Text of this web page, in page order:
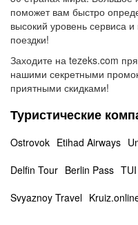
поможет вам быстро
высокий уровень сервиса
поездки!
Заходите на tezeks.com
нашими секретными
приятными скидками!
Туристические
Ostrovok Etihad Airways
Delfin Tour Berlin Pass TUI
Svyaznoy Travel